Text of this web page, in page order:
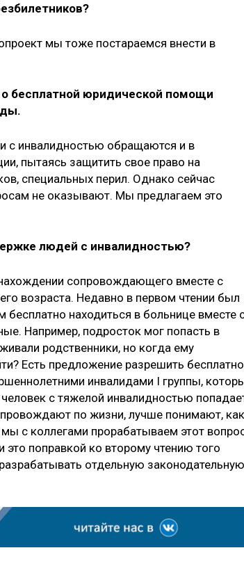
мы тоже постараемся внести в
бесплатной юридической помощи
с инвалидностью обращаются и в
пытаясь защитить свое право на
специальных перил. Однако сейчас
не оказывают. Мы предлагаем это
людей с инвалидностью?
сопровождающего вместе с
возраста. Недавно в первом чтении был
находиться в больнице вместе
Например, подросток мог попасть в
родственники, но когда ему
Есть предложение разрешить
инвалидами I группы,
с тяжелой инвалидностью
по жизни, лучше понимают, как
с коллегами прорабатываем этот
поправкой ко второму чтению того
отдельную законодательную